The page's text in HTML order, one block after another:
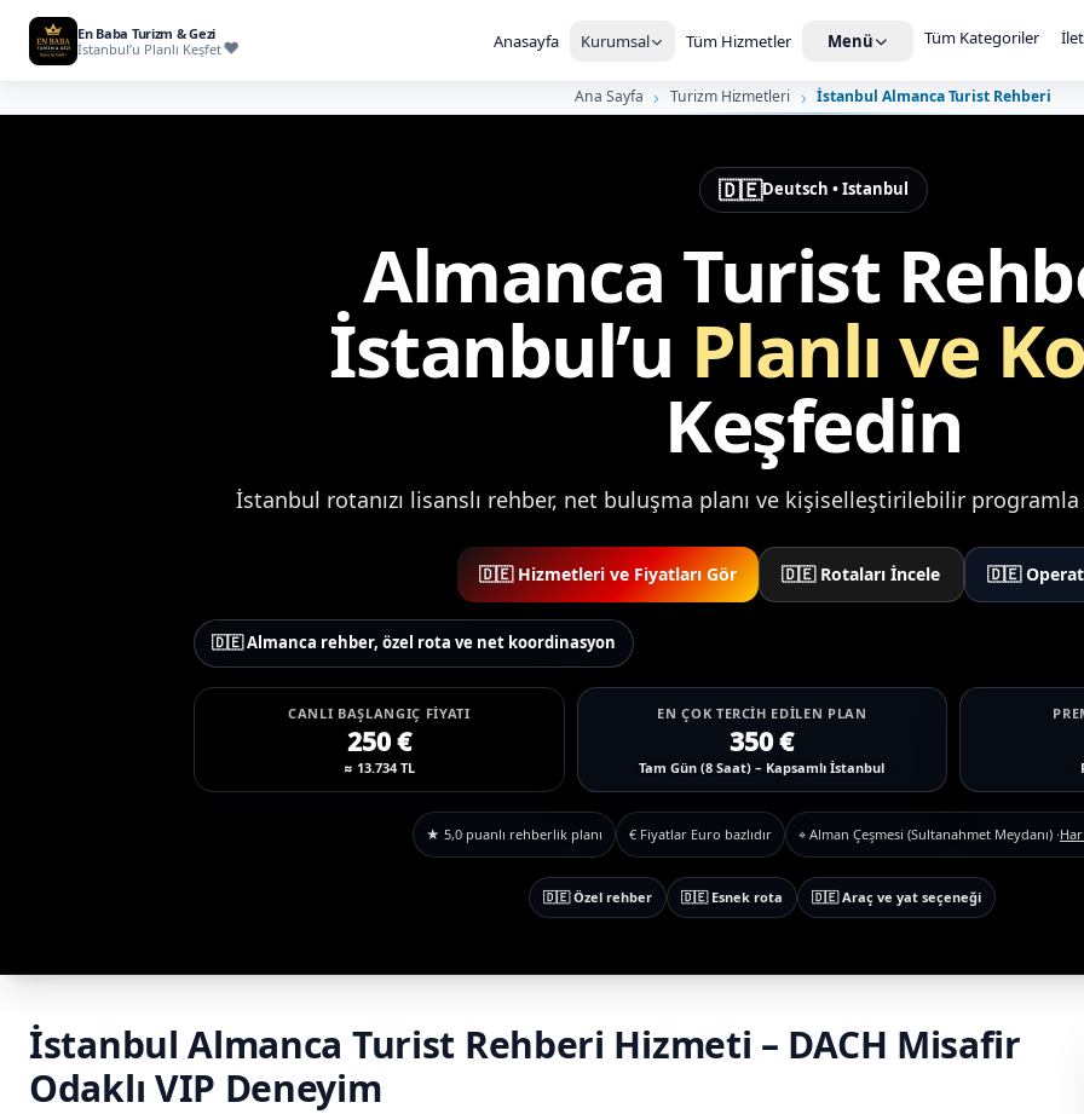
En Baba Turizm & Gezi
İstanbul’u Planlı Keşfet
Anasayfa Kurumsal Tüm Hizmetler Menü Tüm Kategoriler
Ana Sayfa Turizm Hizmetleri İstanbul Almanca Turist Rehberi
🇩🇪Deutsch • Istanbul
Almanca Turist
İstanbul’u Planlı ve
Keşfedin
İstanbul rotanızı lisanslı rehber, net buluşma planı ve kişiselleştirilebilir
🇩🇪 Hizmetleri ve Fiyatları Gör 🇩🇪 Rotaları İncele 🇩🇪
🇩🇪 Almanca rehber, özel rota ve net koordinasyon
CANLI BAŞLANGIÇ FIYATI
250 €
≈ 13.734 TL
EN ÇOK TERCIH EDILEN PLAN
350 €
Tam Gün (8 Saat) – Kapsamlı İstanbul
★ 5,0 puanlı rehberlik planı € Fiyatlar Euro bazlıdır ⌖ Alman Çeşmesi (Sultanahmet Meydanı) ·
🇩🇪 Özel rehber 🇩🇪 Esnek rota 🇩🇪 Araç ve yat seçeneği
İstanbul Almanca Turist Rehberi Hizmeti – DACH Misafir
Odaklı VIP Deneyim